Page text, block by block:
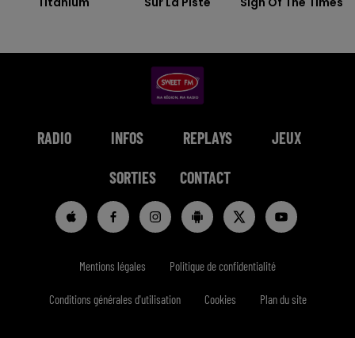
RADIO INFOS REPLAYS JEUX
SORTIES CONTACT
Mentions légales Politique de confidentialité
Conditions générales d'utilisation Cookies Plan du site